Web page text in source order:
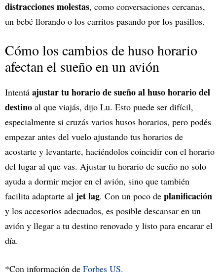
distracciones molestas, como conversaciones cercanas,
un bebé llorando o los carritos pasando por los pasillos.
Cómo los cambios de huso horario
afectan el sueño en un avión
Intentá ajustar tu horario de sueño al huso horario del
destino al que viajás, dijo Lu. Esto puede ser difícil,
especialmente si cruzás varios husos horarios, pero podés
empezar antes del vuelo ajustando tus horarios de
acostarte y levantarte, haciéndolos coincidir con el horario
del lugar al que vas. Ajustar tu horario de sueño no solo
ayuda a dormir mejor en el avión, sino que también
facilita adaptarte al jet lag. Con un poco de planificación
y los accesorios adecuados, es posible descansar en un
avión y llegar a tu destino renovado y listo para encarar el
día.
*Con información de Forbes US.